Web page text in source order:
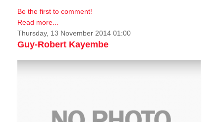
Be the first to comment!
Read more...
Thursday, 13 November 2014 01:00
Guy-Robert Kayembe